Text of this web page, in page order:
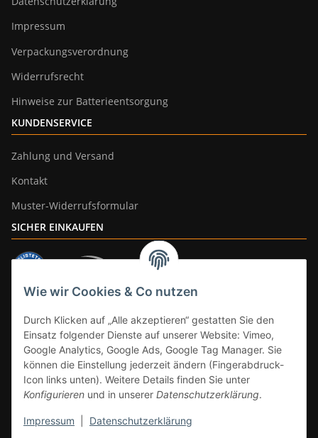
Wie wir Cookies & Co nutzen
Durch Klicken auf „Alle akzeptieren“ gestatten Sie den
Einsatz folgender Dienste auf unserer Website: Vimeo,
Google Analytics, Google Ads, Google Tag Manager. Sie
können die Einstellung jederzeit ändern (Fingerabdruck-
Icon links unten). Weitere Details finden Sie unter
Konfigurieren und in unserer Datenschutzerklärung.
Impressum Datenschutzerklärung
Impressum
Verpackungsverordnung
Widerrufsrecht
Hinweise zur Batterieentsorgung
KUNDENSERVICE
Zahlung und Versand
Kontakt
Muster-Widerrufsformular
SICHER EINKAUFEN